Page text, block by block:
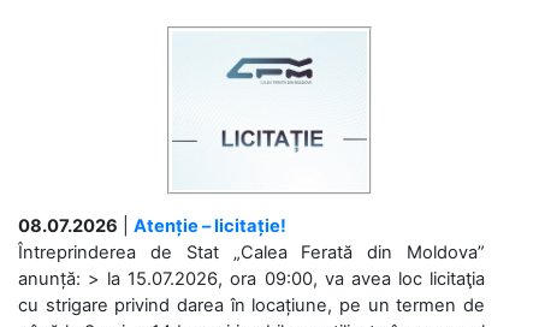
08.07.2026
Atenție – licitație!
Întreprinderea de Stat „Calea Ferată din Moldova”
anunță: > la 15.07.2026, ora 09:00, va avea loc licitaţia
cu strigare privind darea în locațiune, pe un termen de